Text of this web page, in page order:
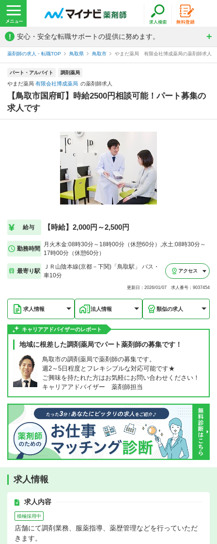
! 安心・安全な転職サポートの提供に努めます。
薬剤師の求人・転職TOP 鳥取県 鳥取市 やまだ薬局 有限会社博成薬局の薬剤師求人
パート・アルバイト 調剤薬局
やまだ薬局 有限会社博成薬局 の薬剤師求人
【鳥取市国府町】時給2500円相談可能！パート募集の
求人です
給与 【時給】2,000円～2,500円
勤務時間
月火木金:08時30分～18時00分（休憩60分）,水土:08時30分～
17時00分（休憩60分）
最寄り駅
ＪＲ山陰本線(京都－下関)「鳥取駅」 バス・
車10分
アクセス
更新日：2026/01/07 求人番号：9037454
求人情報 法人情報 類似の求人
キャリアアドバイザーのレポート
地域に根差した調剤薬局でパート薬剤師の募集です！
鳥取市の調剤薬局で薬剤師の募集です。
週2～5日程度とフレキシブルな対応可能です★
ご興味を持たれた方はお気軽にお問い合わせください！
キャリアアドバイザー 薬剤師担当
求人情報
求人内容
積極採用中
店舗にて調剤業務、服薬指導、薬歴管理などを行っていただ
きます。